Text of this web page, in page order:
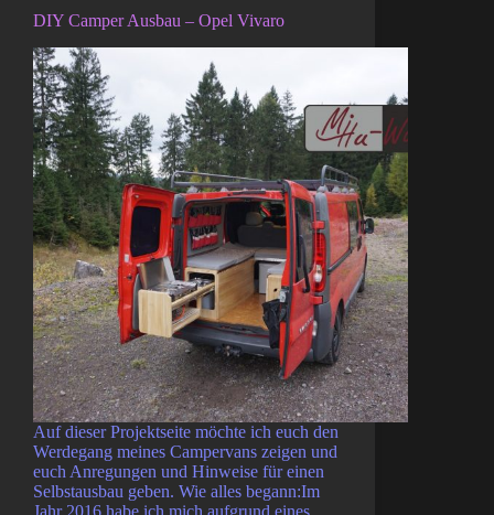
DIY Camper Ausbau – Opel Vivaro
Auf dieser Projektseite möchte ich euch den
Werdegang meines Campervans zeigen und
euch Anregungen und Hinweise für einen
Selbstausbau geben. Wie alles begann:Im